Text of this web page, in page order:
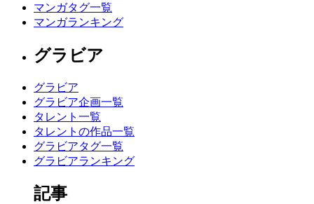
マンガタグ一覧
マンガランキング
グラビア
グラビア
グラビア企画一覧
タレント一覧
タレントの作品一覧
グラビアタグ一覧
グラビアランキング
記事